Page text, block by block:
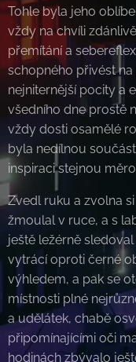
Tohle byla jeho
vždy na chvíli
přemítání a
schopného přivést
nejniternější pocity a
všedního dne prostě
vždy dosti osamělé
byla nedílnou
inspiraci stejnou
Zvedl ruku a zvolna
žmoulal v ruce, a s
ještě ležérně
vytrácí oproti černé
výhledem, a pak se
místnosti plné
a udělátek, chabě
připomínajícími oči
hodinách zbývalo